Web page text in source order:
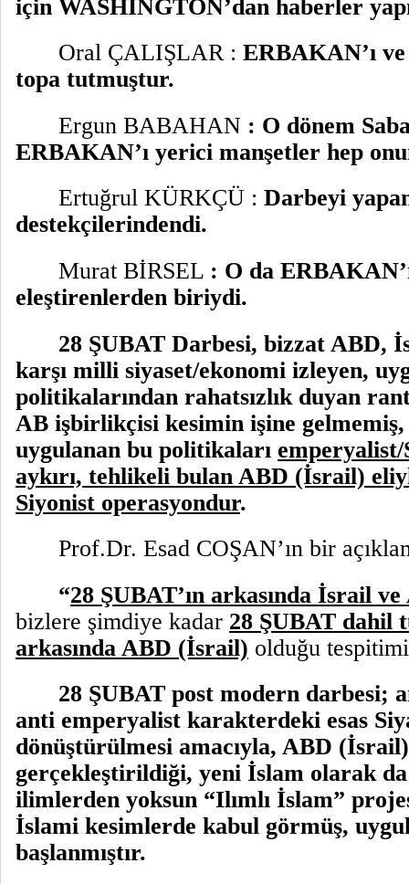
için WASHİNGTON’dan haberler
Oral ÇALIŞLAR : ERBAKAN’ı
topa tutmuştur.
Ergun BABAHAN : O dönem
ERBAKAN’ı yerici manşetler hep
Ertuğrul KÜRKÇÜ :Darbeyi
destekçilerindendi.
Murat BİRSEL : O da
eleştirenlerden biriydi.
28 ŞUBAT Darbesi, bizzat ABD,
karşı milli siyaset/ekonomi izleyen,
politikalarından rahatsızlık duyan
AB işbirlikçisi kesimin işine gelmemiş,
uygulanan bu politikaları
aykırı, tehlikeli bulan ABD (İsrail)
Siyonist operasyondur.
Prof.Dr. Esad COŞAN’ın bir
“28 ŞUBAT’ın arkasında İsrail
bizlere şimdiye kadar 28 ŞUBAT dahil
arkasında ABD (İsrail) olduğu
28 ŞUBAT post modern darbesi;
anti emperyalist karakterdeki esas
dönüştürülmesi amacıyla, ABD
gerçekleştirildiği, yeni İslam olarak
ilimlerden yoksun “Ilımlı İslam”
İslami kesimlerde kabul görmüş,
başlanmıştır.